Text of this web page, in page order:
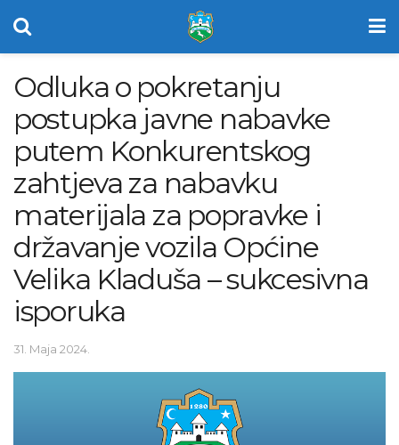
Odluka o pokretanju
postupka javne nabavke
putem Konkurentskog
zahtjeva za nabavku
materijala za popravke i
državanje vozila Općine
Velika Kladuša – sukcesivna
isporuka
31. Maja 2024.